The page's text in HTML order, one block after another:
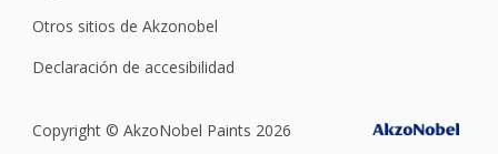
Otros sitios de Akzonobel
Declaración de accesibilidad
Copyright © AkzoNobel Paints 2026